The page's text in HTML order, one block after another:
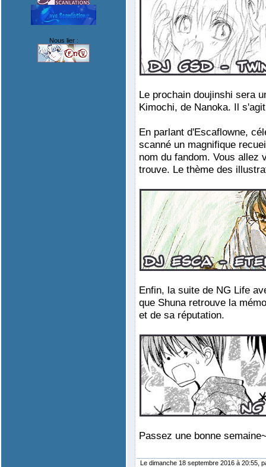
Nous lier :
Le prochain doujinshi sera
Kimochi, de Nanoka. Il
En parlant d'Escaflowne,
scanné un magnifique
nom du fandom. Vous allez
trouve. Le thème des
Enfin, la suite de NG Life
que Shuna retrouve la
et de sa réputation.
Passez une bonne
Le dimanche 18 septembre 2016 à 20:55,